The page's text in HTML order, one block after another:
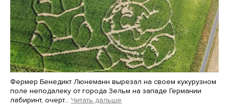
Фермер Бенедикт Люнеманн вырезал на своем кукурузном
поле неподалеку от города Зельм на западе Германии
лабиринт, очерт… Читать дальше